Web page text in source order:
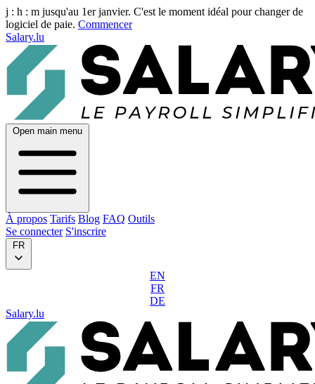
j : h : m jusqu'au 1er janvier. C'est le moment idéal pour changer de
logiciel de paie. Commencer
Salary.lu
Open main menu
À propos Tarifs Blog FAQ Outils
Se connecter S'inscrire
FR
EN
FR
DE
Salary.lu